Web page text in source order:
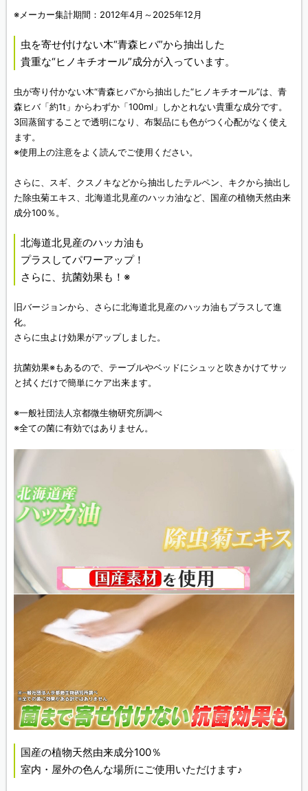
※メーカー集計期間：2012年4月～2025年12月
虫を寄せ付けない木“青森ヒバ”から抽出した
貴重な“ヒノキチオール”成分が入っています。
虫が寄り付かない木“青森ヒバ”から抽出した“ヒノキチオール”は、青
森ヒバ「約1t」からわずか「100ml」しかとれない貴重な成分です。
3回蒸留することで透明になり、布製品にも色がつく心配がなく使え
ます。
※使用上の注意をよく読んでご使用ください。
さらに、スギ、クスノキなどから抽出したテルペン、キクから抽出し
た除虫菊エキス、北海道北見産のハッカ油など、国産の植物天然由来
成分100％。
北海道北見産のハッカ油も
プラスしてパワーアップ！
さらに、抗菌効果も！※
旧バージョンから、さらに北海道北見産のハッカ油もプラスして進
化。
さらに虫よけ効果がアップしました。
抗菌効果※もあるので、テーブルやベッドにシュッと吹きかけてサッ
と拭くだけで簡単にケア出来ます。
※一般社団法人京都微生物研究所調べ
※全ての菌に有効ではありません。
国産の植物天然由来成分100％
室内・屋外の色んな場所にご使用いただけます♪